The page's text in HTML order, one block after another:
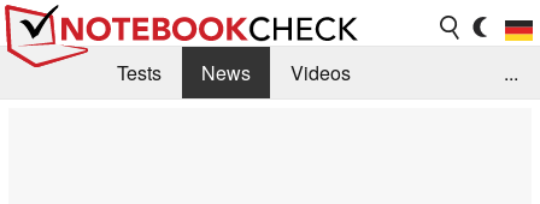
Tests News
Videos
...